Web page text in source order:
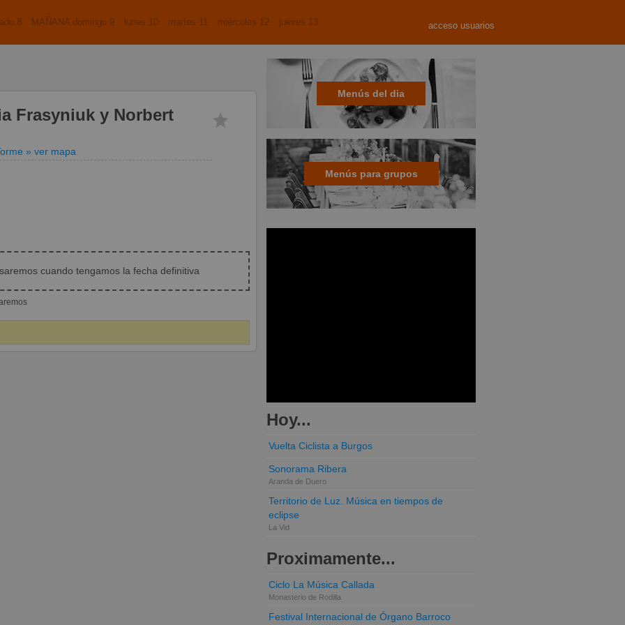
acceso usuarios
8 MAÑANA domingo 9 lunes 10 martes 11 miércoles 12 jueves 13
Frasyniuk y Norbert
» ver mapa
cuando tengamos la fecha definitiva
Menús del dia
Menús para grupos
Hoy...
Vuelta Ciclista a Burgos
Sonorama Ribera
Aranda de Duero
Territorio de Luz. Música en tiempos de
eclipse
La Vid
Proximamente...
Ciclo La Música Callada
Monasterio de Rodilla
Festival Internacional de Órgano Barroco